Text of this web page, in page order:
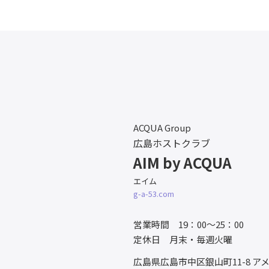
ACQUA Group
広島ホストクラブ
AIM by ACQUA
エイム
g-a-53.com
営業時間 19：00～25：00
定休日 月末・毎週火曜
広島県広島市中区銀山町11-8 ア